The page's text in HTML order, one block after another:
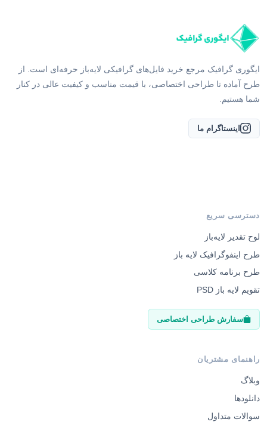
اینستاگرام ما
دسترسی سریع
سفارش طراحی اختصاصی
راهنمای مشتریان
دانلودها
فروشندگان